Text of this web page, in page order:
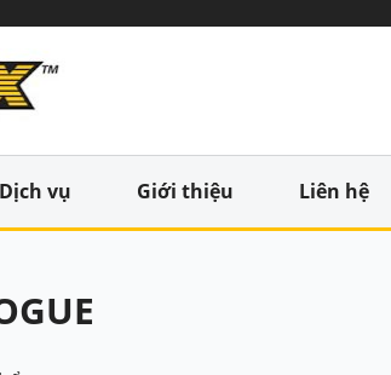
Dịch vụ Giới thiệu Liên hệ